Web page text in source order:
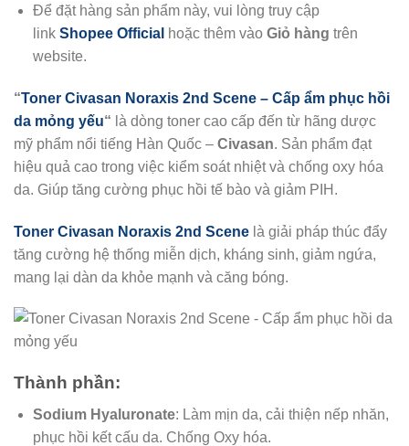
Để đặt hàng sản phẩm này, vui lòng truy cập
link Shopee Official hoặc thêm vào Giỏ hàng trên
website.
“Toner Civasan Noraxis 2nd Scene – Cấp ẩm phục hồi
da mỏng yếu“ là dòng toner cao cấp đến từ hãng dược
mỹ phẩm nổi tiếng Hàn Quốc – Civasan. Sản phẩm đạt
hiệu quả cao trong việc kiểm soát nhiệt và chống oxy hóa
da. Giúp tăng cường phục hồi tế bào và giảm PIH.
Toner Civasan Noraxis 2nd Scene là giải pháp thúc đẩy
tăng cường hệ thống miễn dịch, kháng sinh, giảm ngứa,
mang lại dàn da khỏe mạnh và căng bóng.
Thành phần:
Sodium Hyaluronate: Làm mịn da, cải thiện nếp nhăn,
phục hồi kết cấu da. Chống Oxy hóa.